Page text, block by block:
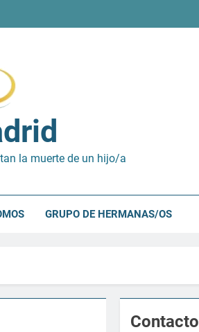
la muerte de un hijo/a
GRUPO DE HERMANAS/OS
Contacto